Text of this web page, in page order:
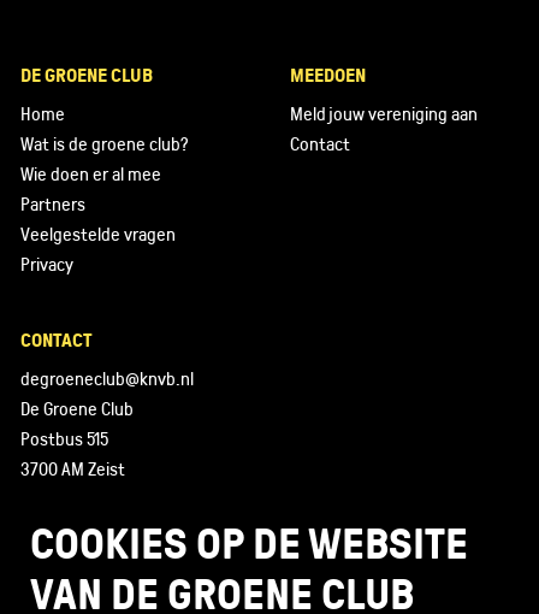
COOKIES OP DE WEBSITE
VAN DE GROENE CLUB
DE GROENE CLUB
Home
Wat is de groene club?
Wie doen er al mee
Partners
Veelgestelde vragen
Privacy
MEEDOEN
Meld jouw vereniging aan
Contact
CONTACT
degroeneclub@knvb.nl
De Groene Club
Postbus 515
3700 AM Zeist